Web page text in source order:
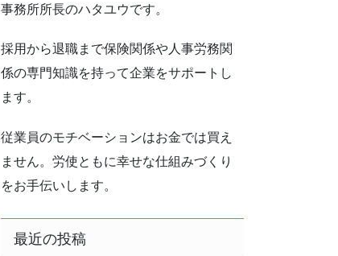
事務所所長のハタユウです。
採用から退職まで保険関係や人事労務関
係の専門知識を持って企業をサポートし
ます。
従業員のモチベーションはお金では買え
ません。労使ともに幸せな仕組みづくり
をお手伝いします。
最近の投稿